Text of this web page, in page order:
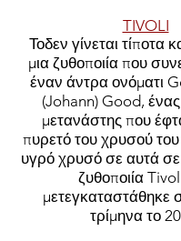
TIVOLI
Τοδεν γίνεται τίποτα
μια ζυθοποιία που
έναν άντρα ονόματι
(Johann) Good,
μετανάστης που
πυρετό του χρυσού
υγρό χρυσό σε αυτά
ζυθοποιία
μετεγκαταστάθηκε
τρίμηνα το